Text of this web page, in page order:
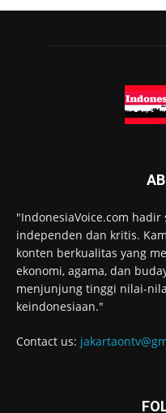
"IndonesiaVoice.com
independen dan kritis.
konten berkualitas yang
ekonomi, agama, dan
menjunjung tinggi nilai-
keindonesiaan."
Contact us: